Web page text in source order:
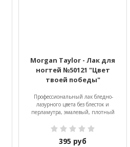
Morgan Taylor - Лак для
ногтей №50121 "Цвет
твоей победы"
Профессиональный лак бледно-
лазурного цвета без блесток и
перламутра, эмалевый, плотный
395 руб